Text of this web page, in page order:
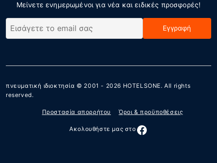
Μείνετε ενημερωμένοι για νέα και ειδικές προσφορές!
Εγγραφή
πνευματική ιδιοκτησία © 2001 - 2026 HOTELSONE. All rights
reserved.
Προστασία απορρήτου Όροι & προϋποθέσεις
Ακολουθήστε μας στο